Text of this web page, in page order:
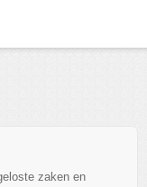
zaken en